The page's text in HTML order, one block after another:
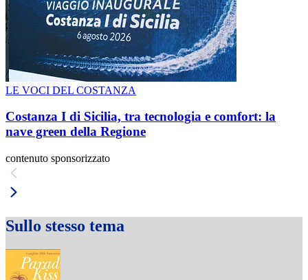
LE VOCI DEL COSTANZA
Costanza I di Sicilia, tra tecnologia e comfort: la
nave green della Regione
contenuto sponsorizzato
Sullo stesso tema